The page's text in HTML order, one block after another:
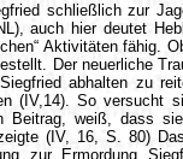
schließlich zur
auch hier deutet
Aktivitäten fähig.
Der neuerliche
abhalten zu
(IV,14). So versucht
Beitrag, weiß, dass
(IV, 16, S. 80)
zur Ermordung